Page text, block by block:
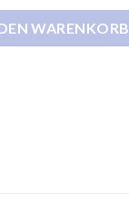
Menge
WARENKORB